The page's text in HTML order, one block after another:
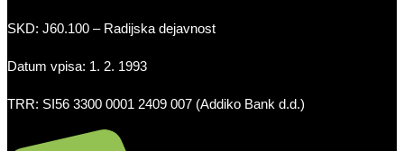
SKD: J60.100 – Radijska dejavnost
Datum vpisa: 1. 2. 1993
TRR: SI56 3300 0001 2409 007 (Addiko Bank d.d.)